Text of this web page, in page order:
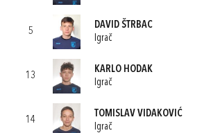
5
DAVID ŠTRBAC
Igrač
13
KARLO HODAK
Igrač
14
TOMISLAV VIDAKOVIĆ
Igrač